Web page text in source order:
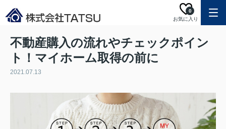
お気に入り
0
不動産購入の流れやチェックポイン
ト！マイホーム取得の前に
2021.07.13